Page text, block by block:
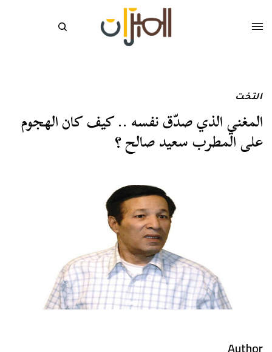
التخت
المغني الذي صدّق نفسه .. كيف كان الهجوم
على المطرب سعيد صالح ؟